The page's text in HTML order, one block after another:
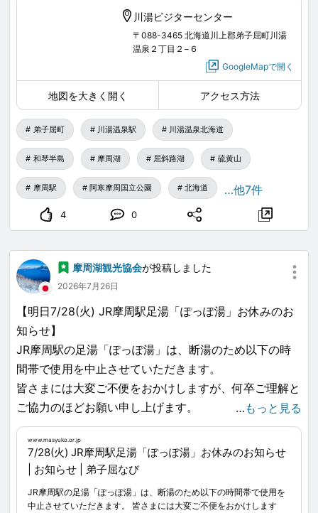
れてきたのかを振り返りながら、未来の摩周湖について
一緒に考えていきます。
『摩周湖の中を覗いてみたら 水温・水質調査から見え
る水面下の世界』
講師：南山大学総合政策学部 総合制作学科 大八木英夫
日時：8月27日(木) 18:00-20:00
※当日は開館時間を21時まで延長します。
入場無料
www.masyuko.or.jp...
川湯ビジターセンター
〒088-3465 北海道川上郡弟子屈町川湯
温泉２丁目２−６
GoogleMapで開く
地図を大きく開く アクセス方法
弟子屈町 川湯温泉駅 川湯温泉北海道
和琴半島 摩周湖 屈斜路湖 硫黄山
摩周駅 阿寒摩周国立公園 北海道 …他7件
4 0
摩周湖観光協会が投稿しました
2026年7月26日
【明日7/28(火) JR摩周駅足湯「ぽっぽ湯」お休みのお
知らせ】
JR摩周駅の足湯「ぽっぽ湯」は、断湯のため以下の時
間帯で使用を中止させていただきます。
皆さまには大変ご不便をおかけしますが、何卒ご理解と
ご協力のほどお願い申し上げます。
■ 対象施設
JR摩周駅足湯「ぽっぽ湯」
■ 利用休止日時
… もっと見る
www.masyuko.or.jp
7/28(火) JR摩周駅足湯「ぽっぽ湯」お休みのお知らせ
| お知らせ | 弟子屈なび
JR摩周駅の足湯「ぽっぽ湯」は、断湯のため以下の時間帯で使用を
中止させていただきます。 皆さまには大変ご不便をおかけします